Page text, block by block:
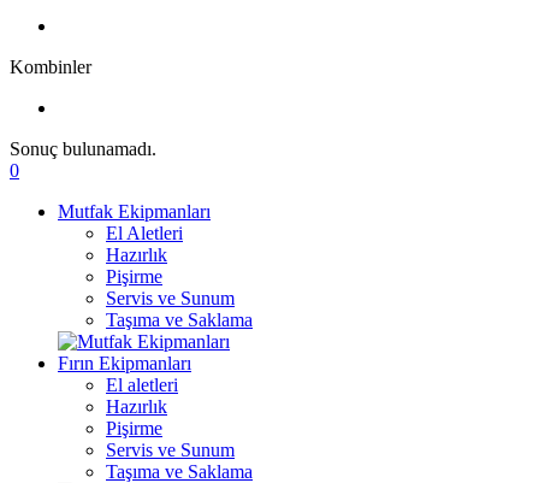
Kombinler
Sonuç bulunamadı.
0
Mutfak Ekipmanları
El Aletleri
Hazırlık
Pişirme
Servis ve Sunum
Taşıma ve Saklama
Fırın Ekipmanları
El aletleri
Hazırlık
Pişirme
Servis ve Sunum
Taşıma ve Saklama